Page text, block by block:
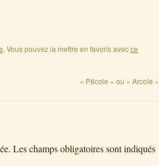
. Vous pouvez la mettre en favoris avecce
« Pécole » ou « Arcole »
Les champs obligatoires sont indiqués